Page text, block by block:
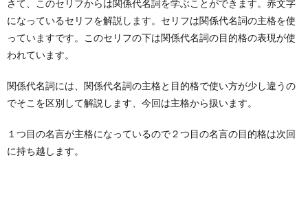
さて、このセリフからは関係代名詞を学ぶことができます。赤文字
になっているセリフを解説します。セリフは関係代名詞の主格を使
っていますです。このセリフの下は関係代名詞の目的格の表現が使
われています。
関係代名詞には、関係代名詞の主格と目的格で使い方が少し違うの
でそこを区別して解説します、今回は主格から扱います。
１つ目の名言が主格になっているので２つ目の名言の目的格は次回
に持ち越します。